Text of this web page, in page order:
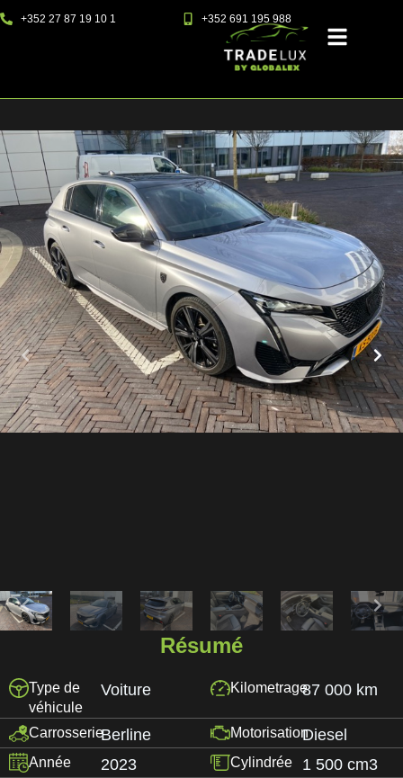
+352 27 87 19 10 1 +352 691 195 988
Résumé
Type de
véhicule
Voiture Kilometrage87 000 km
CarrosserieBerline MotorisationDiesel
Année 2023 Cylindrée 1 500 cm3